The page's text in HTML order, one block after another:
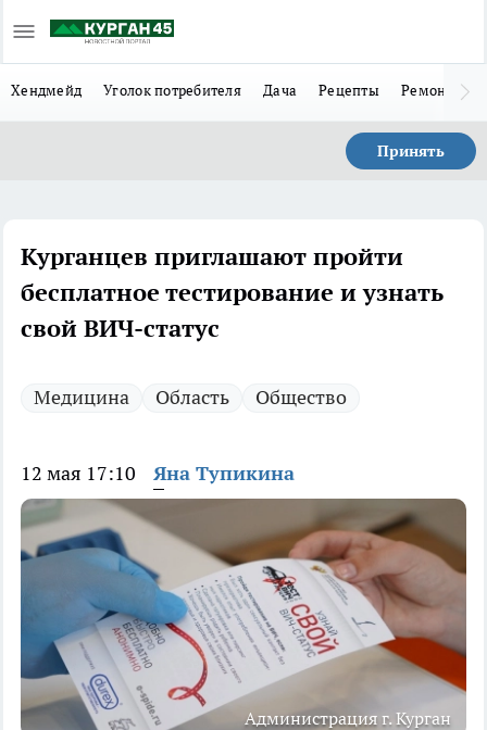
Хендмейд Уголок потребителя Дача Рецепты Ремонт
Принять
Курганцев приглашают пройти
бесплатное тестирование и узнать
свой ВИЧ-статус
Медицина Область Общество
12 мая 17:10 Яна Тупикина
Администрация г. Курган